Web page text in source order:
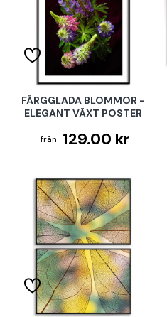
FÄRGGLADA BLOMMOR -
ELEGANT VÄXT POSTER
129.00 kr